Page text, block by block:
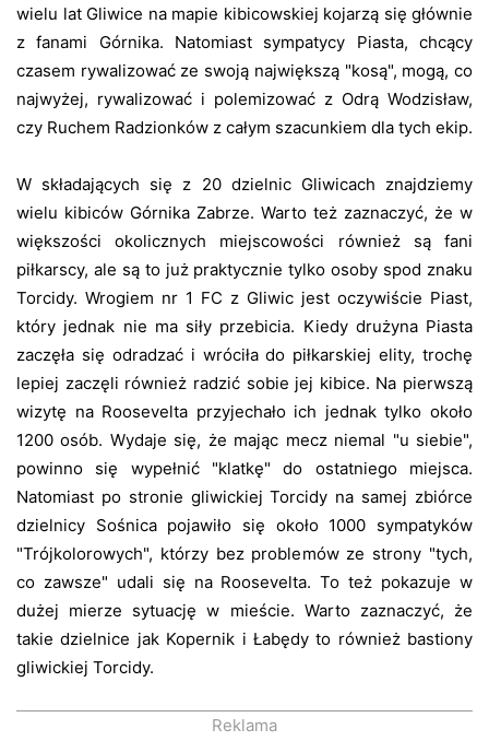
wielu lat Gliwice na mapie kibicowskiej kojarzą się głównie
z fanami Górnika. Natomiast sympatycy Piasta, chcący
czasem rywalizować ze swoją największą "kosą", mogą, co
najwyżej, rywalizować i polemizować z Odrą Wodzisław,
czy Ruchem Radzionków z całym szacunkiem dla tych ekip.
W składających się z 20 dzielnic Gliwicach znajdziemy
wielu kibiców Górnika Zabrze. Warto też zaznaczyć, że w
większości okolicznych miejscowości również są fani
piłkarscy, ale są to już praktycznie tylko osoby spod znaku
Torcidy. Wrogiem nr 1 FC z Gliwic jest oczywiście Piast,
który jednak nie ma siły przebicia. Kiedy drużyna Piasta
zaczęła się odradzać i wróciła do piłkarskiej elity, trochę
lepiej zaczęli również radzić sobie jej kibice. Na pierwszą
wizytę na Roosevelta przyjechało ich jednak tylko około
1200 osób. Wydaje się, że mając mecz niemal "u siebie",
powinno się wypełnić "klatkę" do ostatniego miejsca.
Natomiast po stronie gliwickiej Torcidy na samej zbiórce
dzielnicy Sośnica pojawiło się około 1000 sympatyków
"Trójkolorowych", którzy bez problemów ze strony "tych,
co zawsze" udali się na Roosevelta. To też pokazuje w
dużej mierze sytuację w mieście. Warto zaznaczyć, że
takie dzielnice jak Kopernik i Łabędy to również bastiony
gliwickiej Torcidy.